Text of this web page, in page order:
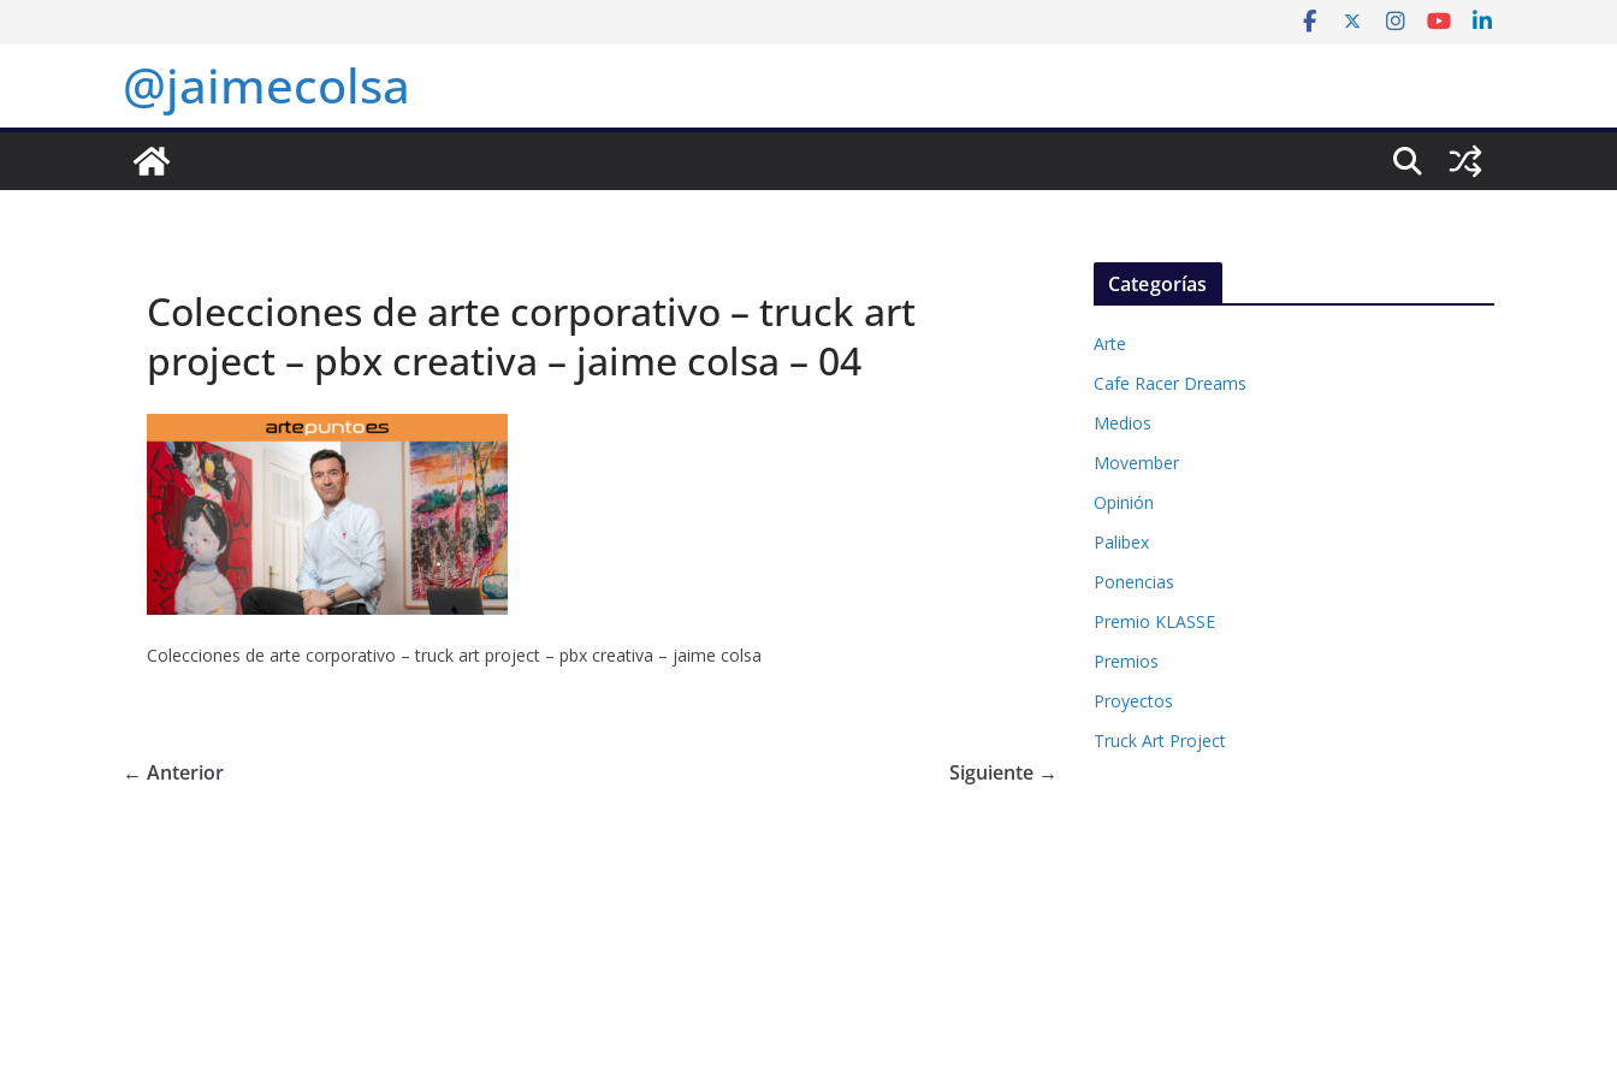
@jaimecolsa
Colecciones de arte corporativo – truck art
project – pbx creativa – jaime colsa – 04
Colecciones de arte corporativo – truck art project – pbx creativa – jaime colsa
← Anterior Siguiente →
Categorías
Arte
Cafe Racer Dreams
Medios
Movember
Opinión
Palibex
Ponencias
Premio KLASSE
Premios
Proyectos
Truck Art Project